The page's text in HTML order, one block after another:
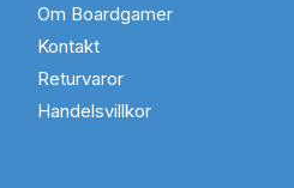
Om Boardgamer
Kontakt
Returvaror
Handelsvillkor